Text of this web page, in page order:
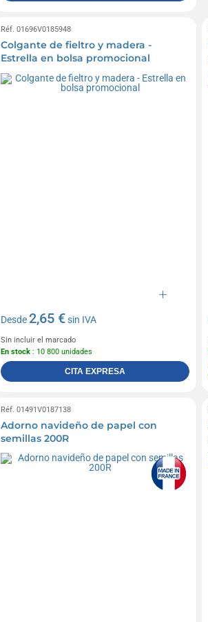
Réf. 01696V0185948
Colgante de fieltro y madera -
Estrella en bolsa promocional
Desde2,65 €sin IVA
Sin incluir el marcado
En stock: 10 800 unidades
CITA EXPRESA
Réf. 01491V0187138
Adorno navideño de papel con
semillas 200R